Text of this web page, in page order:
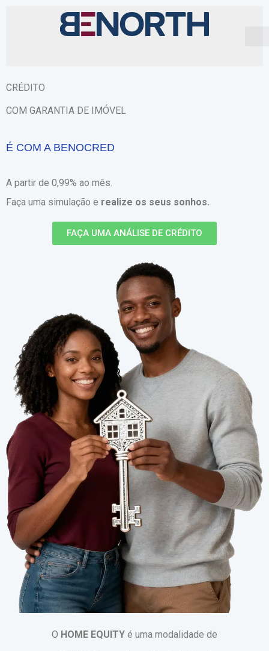
CRÉDITO
COM GARANTIA DE IMÓVEL
PRATICIDADE
A partir de 0,99% ao mês.
Faça uma simulação e realize os seus sonhos.
FAÇA UMA ANÁLISE DE CRÉDITO
O HOME EQUITY é uma modalidade de